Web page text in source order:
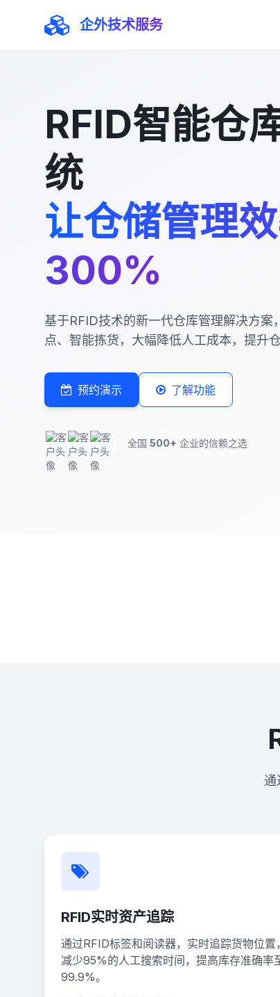
企外技术服务
RFID智能仓
统
让仓储管理
300%
基于RFID技术的新一代仓库管理解决方案
点、智能拣货，大幅降低人工成本，提升
预约演示 了解功能
全国 500+ 企业的信赖之选
通
RFID实时资产追踪
通过RFID标签和阅读器，实时追踪货物位置，
减少95%的人工搜索时间，提高库存准确率
99.9%。